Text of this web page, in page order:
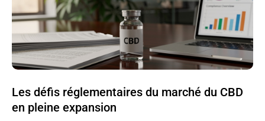
Les défis réglementaires du marché du CBD
en pleine expansion